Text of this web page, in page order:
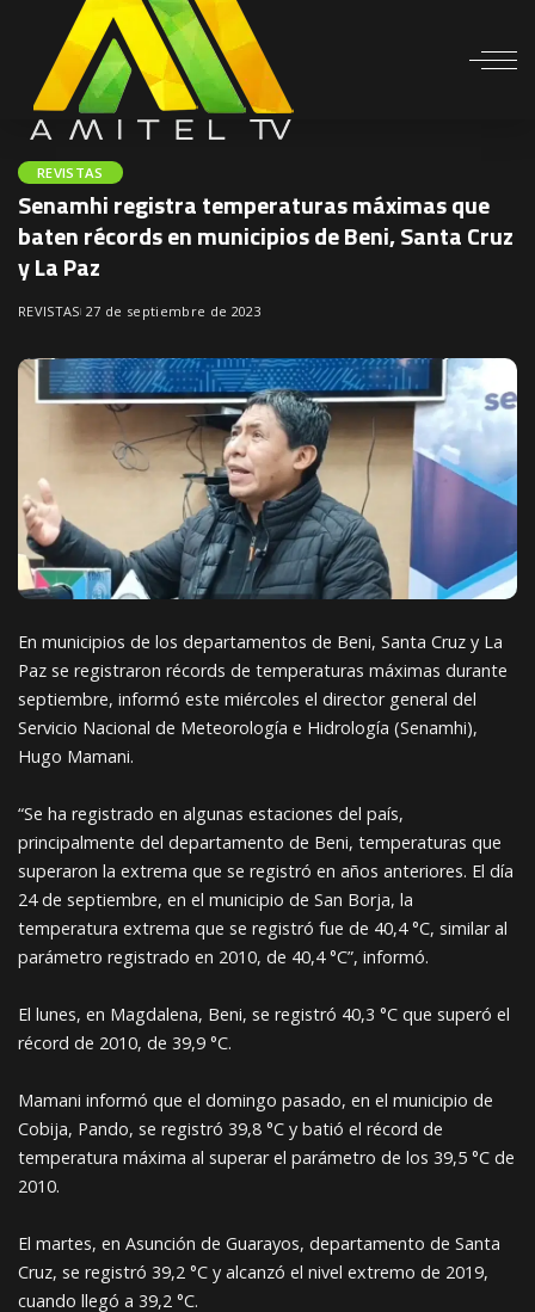
REVISTAS
Senamhi registra temperaturas máximas que
baten récords en municipios de Beni, Santa Cruz
y La Paz
REVISTAS 27 de septiembre de 2023
En municipios de los departamentos de Beni, Santa Cruz y La
Paz se registraron récords de temperaturas máximas durante
septiembre, informó este miércoles el director general del
Servicio Nacional de Meteorología e Hidrología (Senamhi),
Hugo Mamani.
“Se ha registrado en algunas estaciones del país,
principalmente del departamento de Beni, temperaturas que
superaron la extrema que se registró en años anteriores. El día
24 de septiembre, en el municipio de San Borja, la
temperatura extrema que se registró fue de 40,4 °C, similar al
parámetro registrado en 2010, de 40,4 °C”, informó.
El lunes, en Magdalena, Beni, se registró 40,3 °C que superó el
récord de 2010, de 39,9 °C.
Mamani informó que el domingo pasado, en el municipio de
Cobija, Pando, se registró 39,8 °C y batió el récord de
temperatura máxima al superar el parámetro de los 39,5 °C de
2010.
El martes, en Asunción de Guarayos, departamento de Santa
Cruz, se registró 39,2 °C y alcanzó el nivel extremo de 2019,
cuando llegó a 39,2 °C.